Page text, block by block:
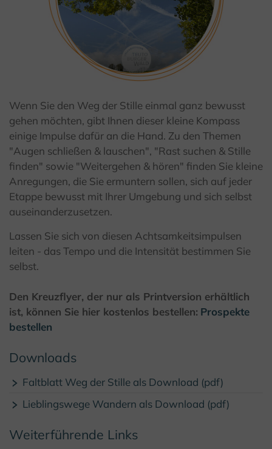
Wenn Sie den Weg der Stille einmal ganz bewusst
gehen möchten, gibt Ihnen dieser kleine Kompass
einige Impulse dafür an die Hand. Zu den Themen
"Augen schließen & lauschen", "Rast suchen & Stille
finden" sowie "Weitergehen & hören" finden Sie kleine
Anregungen, die Sie ermuntern sollen, sich auf jeder
Etappe bewusst mit Ihrer Umgebung und sich selbst
auseinanderzusetzen.
Lassen Sie sich von diesen Achtsamkeitsimpulsen
leiten - das Tempo und die Intensität bestimmen Sie
selbst.
Den Kreuzflyer, der nur als Printversion erhältlich
ist, können Sie hier kostenlos bestellen: Prospekte
bestellen
Downloads
Faltblatt Weg der Stille als Download (pdf)
Lieblingswege Wandern als Download (pdf)
Weiterführende Links